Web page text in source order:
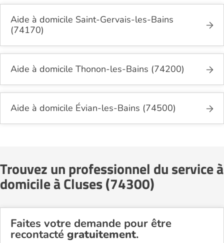
Aide à domicile Saint-Gervais-les-Bains
(74170)
Aide à domicile Thonon-les-Bains (74200)
Aide à domicile Évian-les-Bains (74500)
Trouvez un professionnel du service à
domicile à Cluses (74300)
Faites votre demande pour être
recontacté gratuitement.